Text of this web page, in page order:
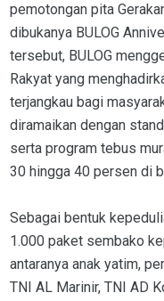
pemotongan pita
dibukanya BULOG
tersebut, BULOG
Rakyat yang
terjangkau bagi
diramaikan dengan
serta program tebus
30 hingga 40 persen di
Sebagai bentuk
1.000 paket sembako
antaranya anak yatim,
TNI AL Marinir, TNI AD